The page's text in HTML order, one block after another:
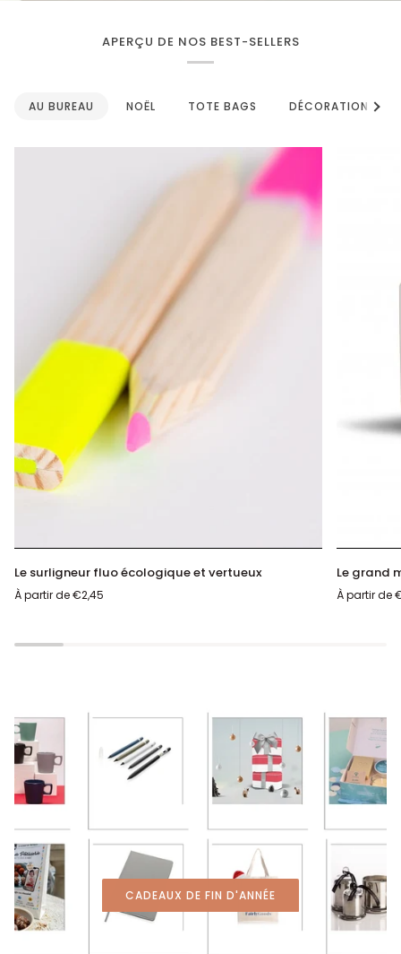
APERÇU DE NOS BEST-SELLERS
AU BUREAU NOËL TOTE BAGS DÉCORATION Voir
surligneur
fluo
et
Le surligneur fluo écologique et vertueux
À partir de€2,45
grand
mug
Le grand
À partir de
CADEAUX DE FIN D'ANNÉE